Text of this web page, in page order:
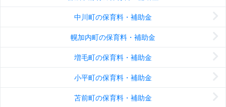
中川町の保育料・補助金
幌加内町の保育料・補助金
増毛町の保育料・補助金
小平町の保育料・補助金
苫前町の保育料・補助金